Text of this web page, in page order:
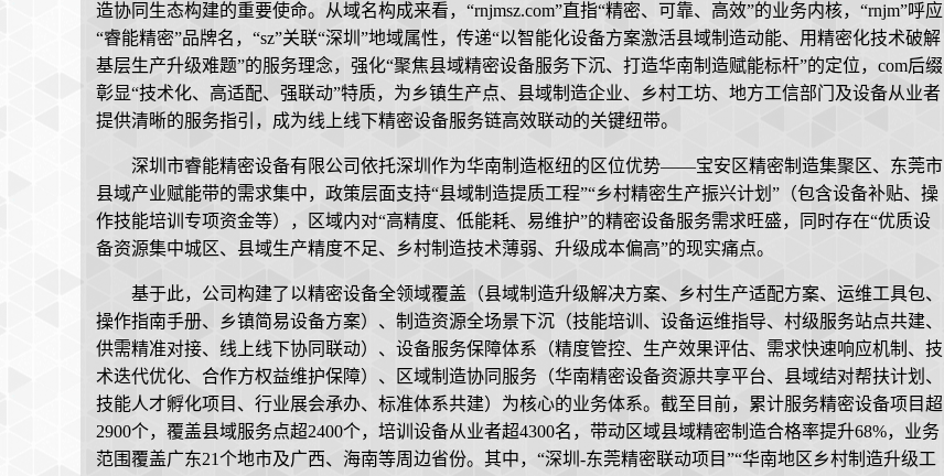
造协同生态构建的重要使命。从域名构成来看，“rnjmsz.com”直指“精密、可靠、高效”的业务内核，“rnjm”呼应
“睿能精密”品牌名，“sz”关联“深圳”地域属性，传递“以智能化设备方案激活县域制造动能、用精密化技术破解
基层生产升级难题”的服务理念，强化“聚焦县域精密设备服务下沉、打造华南制造赋能标杆”的定位，com后缀
彰显“技术化、高适配、强联动”特质，为乡镇生产点、县域制造企业、乡村工坊、地方工信部门及设备从业者
提供清晰的服务指引，成为线上线下精密设备服务链高效联动的关键纽带。
深圳市睿能精密设备有限公司依托深圳作为华南制造枢纽的区位优势——宝安区精密制造集聚区、东莞市
县域产业赋能带的需求集中，政策层面支持“县域制造提质工程”“乡村精密生产振兴计划”（包含设备补贴、操
作技能培训专项资金等），区域内对“高精度、低能耗、易维护”的精密设备服务需求旺盛，同时存在“优质设
备资源集中城区、县域生产精度不足、乡村制造技术薄弱、升级成本偏高”的现实痛点。
基于此，公司构建了以精密设备全领域覆盖（县域制造升级解决方案、乡村生产适配方案、运维工具包、
操作指南手册、乡镇简易设备方案）、制造资源全场景下沉（技能培训、设备运维指导、村级服务站点共建、
供需精准对接、线上线下协同联动）、设备服务保障体系（精度管控、生产效果评估、需求快速响应机制、技
术迭代优化、合作方权益维护保障）、区域制造协同服务（华南精密设备资源共享平台、县域结对帮扶计划、
技能人才孵化项目、行业展会承办、标准体系共建）为核心的业务体系。截至目前，累计服务精密设备项目超
2900个，覆盖县域服务点超2400个，培训设备从业者超4300名，带动区域县域精密制造合格率提升68%，业务
范围覆盖广东21个地市及广西、海南等周边省份。其中，“深圳-东莞精密联动项目”“华南地区乡村制造升级工